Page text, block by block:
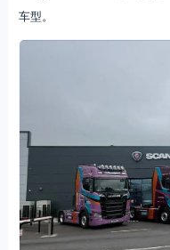
车型。